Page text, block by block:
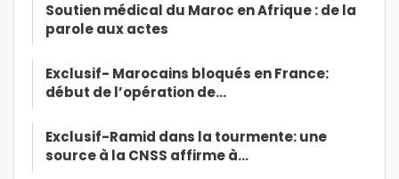
Soutien médical du Maroc en Afrique : de la
parole aux actes
Exclusif- Marocains bloqués en France:
début de l’opération de…
Exclusif-Ramid dans la tourmente: une
source à la CNSS affirme à…